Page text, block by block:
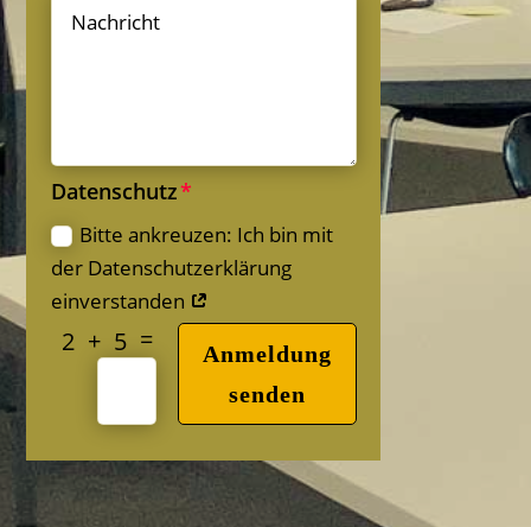
Datenschutz
Bitte ankreuzen: Ich bin mit
der Datenschutzerklärung
einverstanden
2 + 5 =
Anmeldung
senden